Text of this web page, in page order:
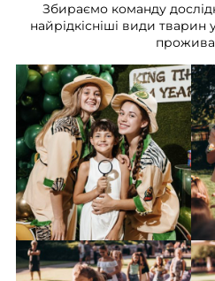
Збираємо команду
найрідкісніші види